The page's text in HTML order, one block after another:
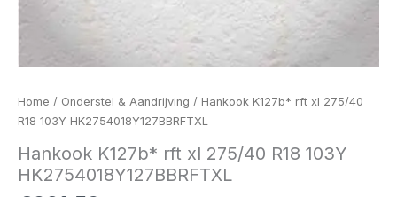
Home / Onderstel & Aandrijving / Hankook K127b* rft xl 275/40
R18 103Y HK2754018Y127BBRFTXL
Hankook K127b* rft xl 275/40 R18 103Y
HK2754018Y127BBRFTXL